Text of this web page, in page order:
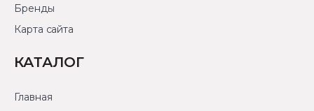
Бренды
Карта сайта
КАТАЛОГ
Главная